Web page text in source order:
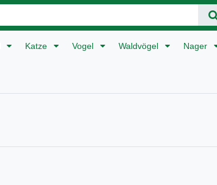
Katze Vogel Waldvögel Nager